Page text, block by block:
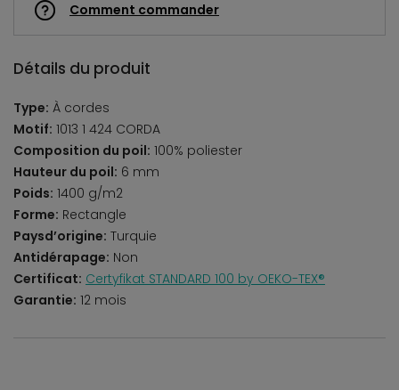
Comment commander
Détails du produit
Type: À cordes
Motif: 1013 1 424 CORDA
Composition du poil: 100% poliester
Hauteur du poil: 6 mm
Poids: 1400 g/m2
Forme: Rectangle
Paysd’origine: Turquie
Antidérapage: Non
Certificat: Certyfikat STANDARD 100 by OEKO-TEX®
Garantie: 12 mois